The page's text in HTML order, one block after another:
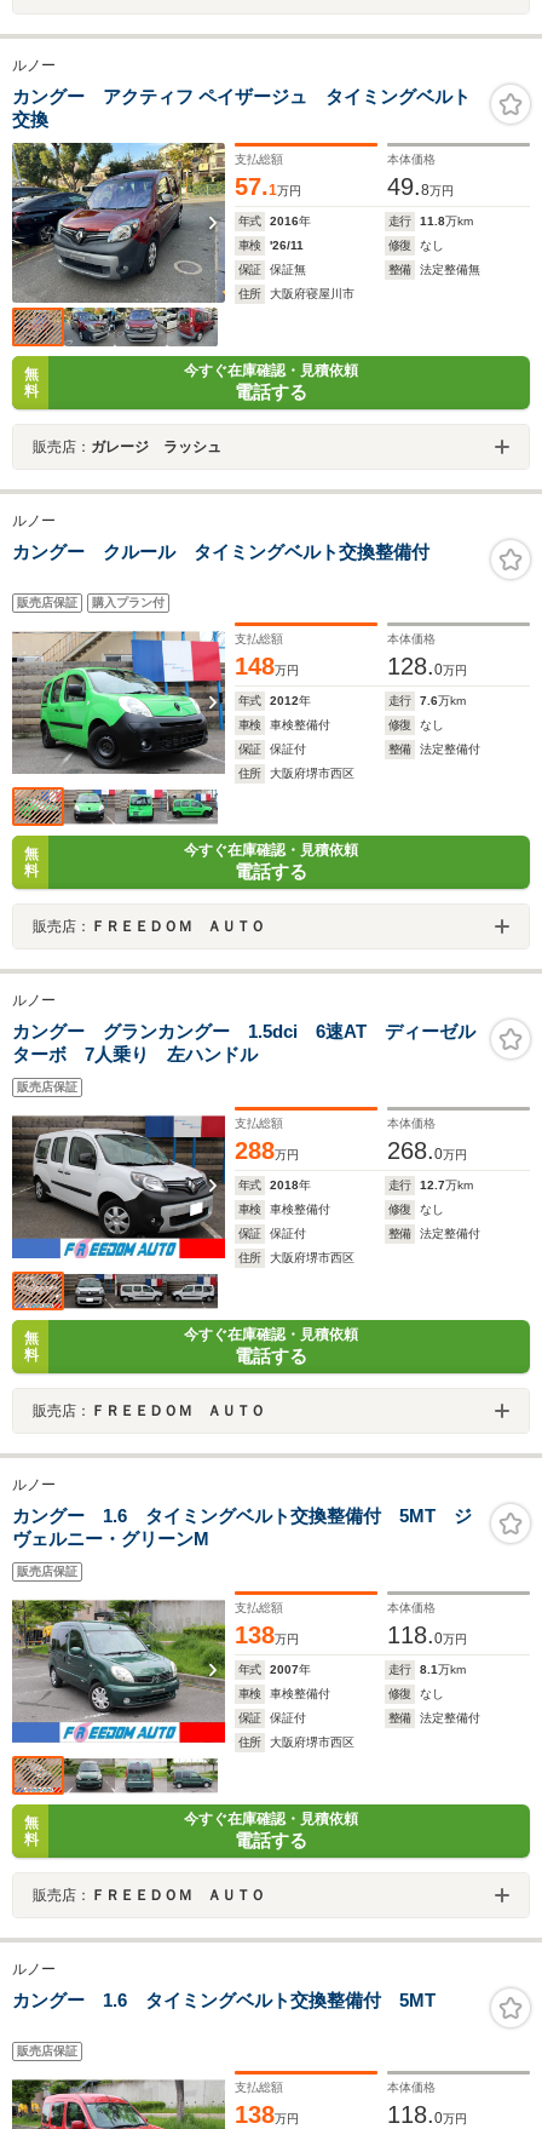
ルノー
カングー アクティフ ペイザージュ タイミングベルト
交換
支払総額
57.1万円
本体価格
49.8万円
年式 2016年 走行 11.8万km
車検
'26/11 修復
なし
保証
保証無 整備
法定整備無
住所
大阪府寝屋川市
無
料
今すぐ在庫確認・見積依頼
電話する
販売店： ガレージ ラッシュ
ルノー
カングー クルール タイミングベルト交換整備付
販売店保証 購入プラン付
支払総額
148万円
本体価格
128.0万円
年式 2012年 走行 7.6万km
車検
車検整備付 修復
なし
保証
保証付 整備
法定整備付
住所
大阪府堺市西区
無
料
今すぐ在庫確認・見積依頼
電話する
販売店： ＦＲＥＥＤＯＭ ＡＵＴＯ
ルノー
カングー グランカングー 1.5dci 6速AT ディーゼル
ターボ 7人乗り 左ハンドル
販売店保証
支払総額
288万円
本体価格
268.0万円
年式 2018年 走行 12.7万km
車検
車検整備付 修復
なし
保証
保証付 整備
法定整備付
住所
大阪府堺市西区
無
料
今すぐ在庫確認・見積依頼
電話する
販売店： ＦＲＥＥＤＯＭ ＡＵＴＯ
ルノー
カングー 1.6 タイミングベルト交換整備付 5MT ジ
ヴェルニー・グリーンM
販売店保証
支払総額
138万円
本体価格
118.0万円
年式 2007年 走行 8.1万km
車検
車検整備付 修復
なし
保証
保証付 整備
法定整備付
住所
大阪府堺市西区
無
料
今すぐ在庫確認・見積依頼
電話する
販売店： ＦＲＥＥＤＯＭ ＡＵＴＯ
ルノー
カングー 1.6 タイミングベルト交換整備付 5MT
販売店保証
支払総額
138万円
本体価格
118.0万円